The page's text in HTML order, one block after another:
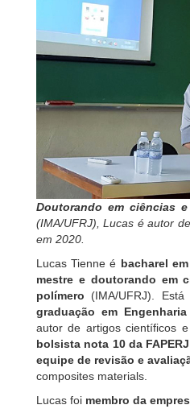
Doutorando em ciências
(IMA/UFRJ), Lucas é autor
em 2020.
Lucas Tienne é bacharel
mestre e doutorando em
polímero (IMA/UFRJ).
graduação em
autor de artigos científicos
bolsista nota 10 da FAPERJ
equipe de revisão e
composites materials.
Lucas foi membro da